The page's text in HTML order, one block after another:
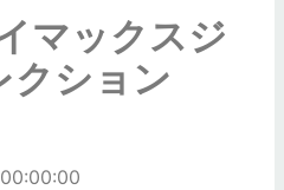
マックスジ
クション